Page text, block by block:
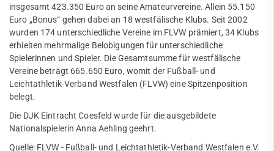
insgesamt 423.350 Euro an seine Amateurvereine. Allein 55.150
Euro „Bonus“ gehen dabei an 18 westfälische Klubs. Seit 2002
wurden 174 unterschiedliche Vereine im FLVW prämiert, 34 Klubs
erhielten mehrmalige Belobigungen für unterschiedliche
Spielerinnen und Spieler. Die Gesamtsumme für westfälische
Vereine beträgt 665.650 Euro, womit der Fußball- und
Leichtathletik-Verband Westfalen (FLVW) eine Spitzenposition
belegt.
Die DJK Eintracht Coesfeld wurde für die ausgebildete
Nationalspielerin Anna Aehling geehrt.
Quelle: FLVW - Fußball- und Leichtathletik-Verband Westfalen e.V.
Wettkampfturnen
mobile
Freizeit
Service
SportWelt